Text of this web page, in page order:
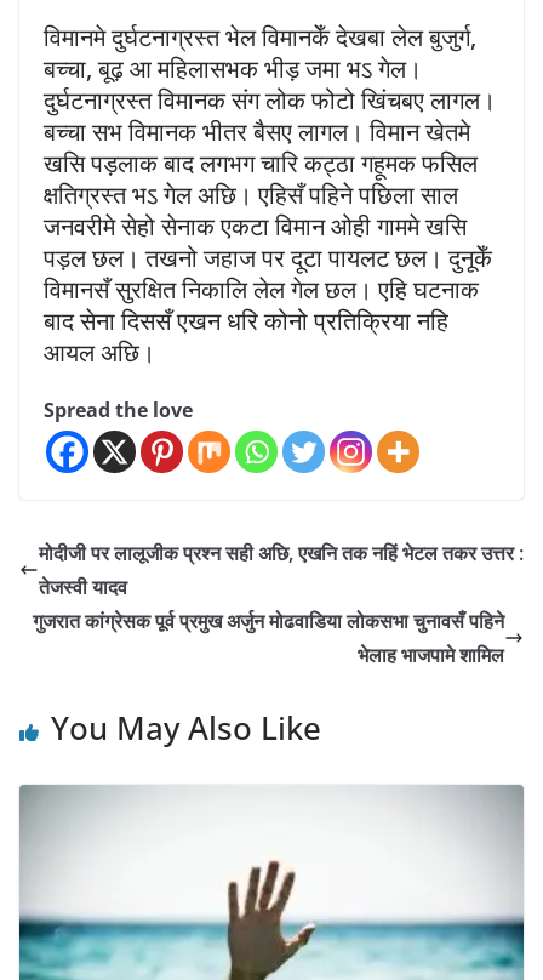
विमानमे दुर्घटनाग्रस्त भेल विमानकेँ देखबा लेल बुजुर्ग,
बच्चा, बूढ़ आ महिलासभक भीड़ जमा भऽ गेल।
दुर्घटनाग्रस्त विमानक संग लोक फोटो खिंचबए लागल।
बच्चा सभ विमानक भीतर बैसए लागल। विमान खेतमे
खसि पड़लाक बाद लगभग चारि कट्ठा गहूमक फसिल
क्षतिग्रस्त भऽ गेल अछि। एहिसँ पहिने पछिला साल
जनवरीमे सेहो सेनाक एकटा विमान ओही गाममे खसि
पड़ल छल। तखनो जहाज पर दूटा पायलट छल। दुनूकेँ
विमानसँ सुरक्षित निकालि लेल गेल छल। एहि घटनाक
बाद सेना दिससँ एखन धरि कोनो प्रतिक्रिया नहि
आयल अछि।
Spread the love
मोदीजी पर लालूजीक प्रश्न सही अछि, एखनि तक नहिं भेटल तकर उत्तर :
तेजस्वी यादव
गुजरात कांग्रेसक पूर्व प्रमुख अर्जुन मोढवाडिया लोकसभा चुनावसँ पहिने
भेलाह भाजपामे शामिल
You May Also Like